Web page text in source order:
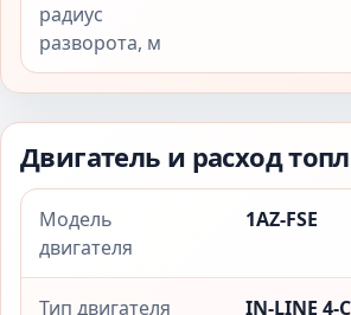
радиус
разворота, м
Двигатель и расход
Модель
двигателя
1AZ-FSE
Тип двигателя
IN-LINE 4-